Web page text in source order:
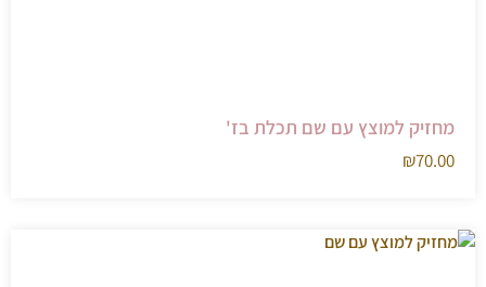
מחזיק למוצץ עם שם תכלת בז'
₪70.00